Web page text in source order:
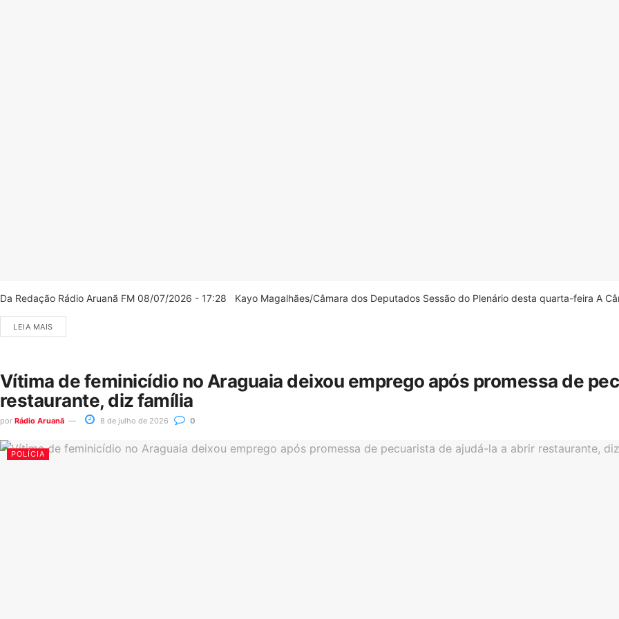
Da Redação Rádio Aruanã FM 08/07/2026 - 17:28 Kayo Magalhães/Câmara dos Deputados Sessão do Plenário desta quarta-feira A
LEIA MAIS
Vítima de feminicídio no Araguaia deixou emprego após promessa de
restaurante, diz família
por Rádio Aruanã 8 de julho de 2026 0
POLÍCIA